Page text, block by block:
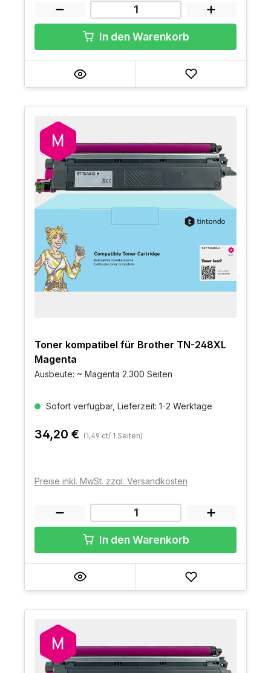
In den Warenkorb
Toner kompatibel für Brother TN-248XL
Magenta
Ausbeute: ~ Magenta 2.300 Seiten
Sofort verfügbar, Lieferzeit: 1-2 Werktage
34,20 € (1,49 ct/ 1 Seiten)
Preise inkl. MwSt. zzgl. Versandkosten
In den Warenkorb